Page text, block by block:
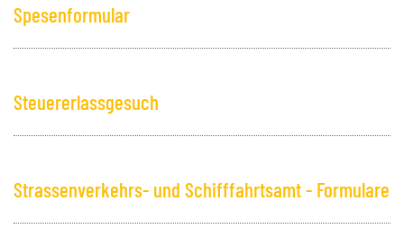
Spesenformular
Steuererlassgesuch
Strassenverkehrs- und Schifffahrtsamt - Formulare